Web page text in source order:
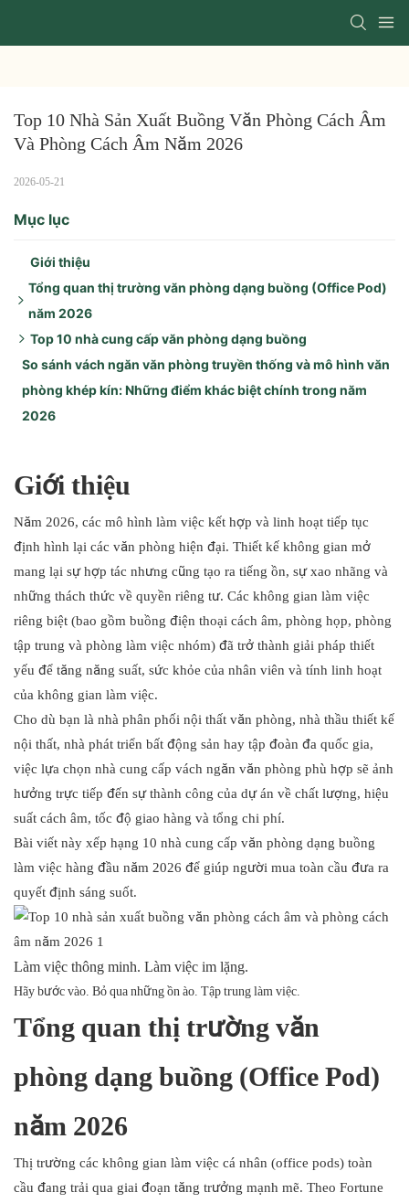
Top 10 Nhà Sản Xuất Buồng Văn Phòng Cách Âm
Và Phòng Cách Âm Năm 2026
2026-05-21
Mục lục
Giới thiệu
Tổng quan thị trường văn phòng dạng buồng (Office Pod)
năm 2026
Các yếu tố thúc đẩy chính trong năm 2026:
Điểm nổi bật của khu vực:
Xu hướng sản phẩm:
Top 10 nhà cung cấp văn phòng dạng buồng
1. Khung
2. Zenbooth
3. Hushoffice
6. Im lặng
7. Văn phòng thông minh Mikomax
8. Gian hàng Persy
9.BUSYPOD
10. YOUSEN
So sánh vách ngăn văn phòng truyền thống và mô hình văn
phòng khép kín: Những điểm khác biệt chính trong năm
2026
Giới thiệu
Năm 2026, các mô hình làm việc kết hợp và linh hoạt tiếp tục
định hình lại các văn phòng hiện đại. Thiết kế không gian mở
mang lại sự hợp tác nhưng cũng tạo ra tiếng ồn, sự xao nhãng và
những thách thức về quyền riêng tư. Các không gian làm việc
riêng biệt (bao gồm buồng điện thoại cách âm, phòng họp, phòng
tập trung và phòng làm việc nhóm) đã trở thành giải pháp thiết
yếu để tăng năng suất, sức khỏe của nhân viên và tính linh hoạt
của không gian làm việc.
Cho dù bạn là nhà phân phối nội thất văn phòng, nhà thầu thiết kế
nội thất, nhà phát triển bất động sản hay tập đoàn đa quốc gia,
việc lựa chọn nhà cung cấp vách ngăn văn phòng phù hợp sẽ ảnh
hưởng trực tiếp đến sự thành công của dự án về chất lượng, hiệu
suất cách âm, tốc độ giao hàng và tổng chi phí.
Bài viết này xếp hạng 10 nhà cung cấp văn phòng dạng buồng
làm việc hàng đầu năm 2026 để giúp người mua toàn cầu đưa ra
quyết định sáng suốt.
Làm việc thông minh. Làm việc im lặng.
Hãy bước vào. Bỏ qua những ồn ào. Tập trung làm việc.
Tổng quan thị trường văn
phòng dạng buồng (Office Pod)
năm 2026
Thị trường các không gian làm việc cá nhân (office pods) toàn
cầu đang trải qua giai đoạn tăng trưởng mạnh mẽ. Theo Fortune